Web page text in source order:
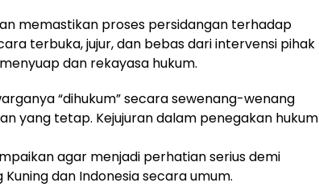
memastikan proses persidangan terhadap
terbuka, jujur, dan bebas dari intervensi pihak
dan rekayasa hukum.
“dihukum” secara sewenang-wenang
yang tetap. Kejujuran dalam penegakan hukum
agar menjadi perhatian serius demi
dan Indonesia secara umum.